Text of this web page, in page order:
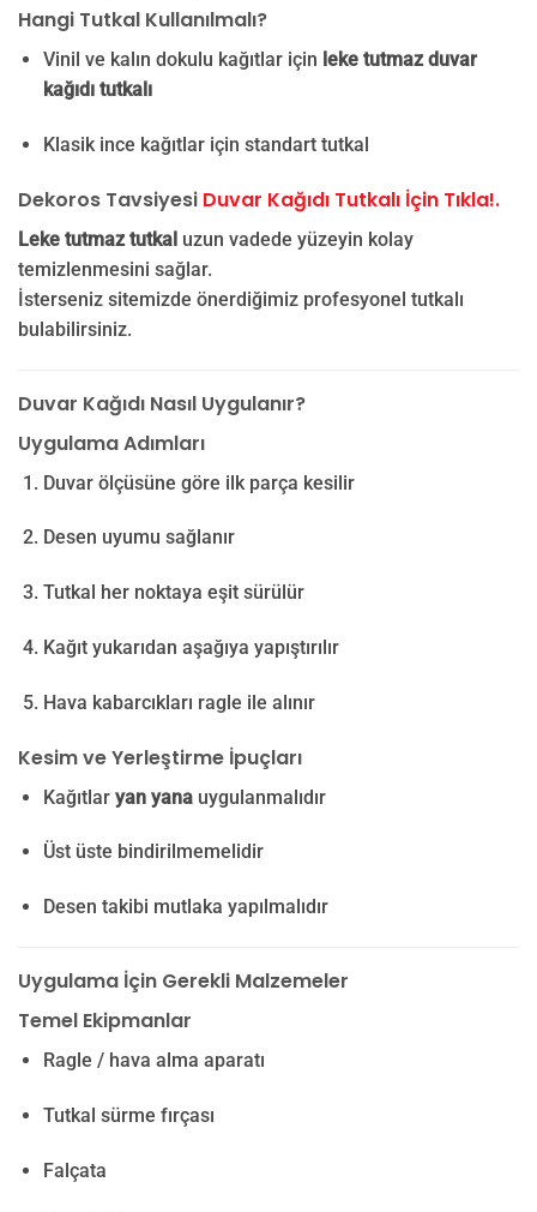
Hangi Tutkal Kullanılmalı?
Vinil ve kalın dokulu kağıtlar için leke tutmaz duvar
kağıdı tutkalı
Klasik ince kağıtlar için standart tutkal
Dekoros Tavsiyesi Duvar Kağıdı Tutkalı İçin Tıkla!.
Leke tutmaz tutkal uzun vadede yüzeyin kolay
temizlenmesini sağlar.
İsterseniz sitemizde önerdiğimiz profesyonel tutkalı
bulabilirsiniz.
Duvar Kağıdı Nasıl Uygulanır?
Uygulama Adımları
Duvar ölçüsüne göre ilk parça kesilir
Desen uyumu sağlanır
Tutkal her noktaya eşit sürülür
Kağıt yukarıdan aşağıya yapıştırılır
Hava kabarcıkları ragle ile alınır
Kesim ve Yerleştirme İpuçları
Kağıtlar yan yanauygulanmalıdır
Üst üste bindirilmemelidir
Desen takibi mutlaka yapılmalıdır
Uygulama İçin Gerekli Malzemeler
Temel Ekipmanlar
Ragle / hava alma aparatı
Tutkal sürme fırçası
Falçata